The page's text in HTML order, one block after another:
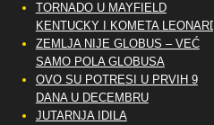
TORNADO U MAYFIELD
KENTUCKY I KOMETA LEONARD
ZEMLJA NIJE GLOBUS – VEĆ
SAMO POLA GLOBUSA
OVO SU POTRESI U PRVIH 9
DANA U DECEMBRU
JUTARNJA IDILA